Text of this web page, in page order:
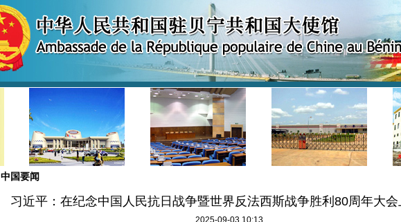
中国要闻
习近平：在纪念中国人民抗日战争暨世界反法西斯战争胜利80周年大
2025-09-03 10:13